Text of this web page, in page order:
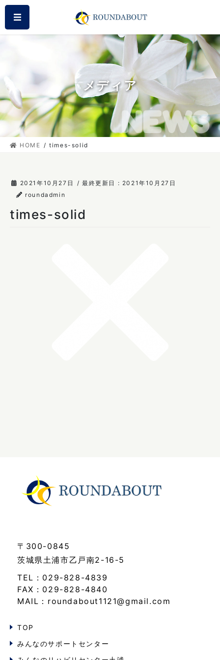
コ
テ
移
動
ナ
ゲ
ン
に
移
動
メディア
HOME times-solid
2021年10月27日 / 最終更新日 : 2021年10月27日
roundadmin
times-solid
〒300-0845
茨城県土浦市乙戸南2-16-5
TEL：029-828-4839
FAX：029-828-4840
MAIL：roundabout1121@gmail.com
TOP
みんなのサポートセンター